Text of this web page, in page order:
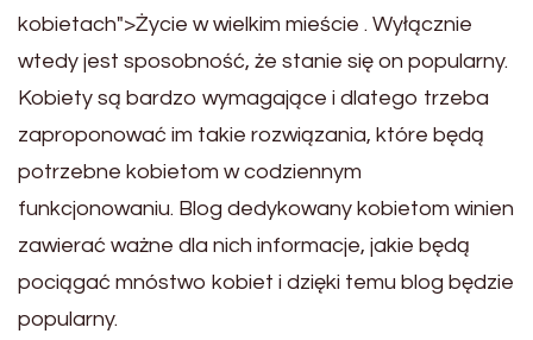
kobietach">Życie w wielkim mieście . Wyłącznie
wtedy jest sposobność, że stanie się on popularny.
Kobiety są bardzo wymagające i dlatego trzeba
zaproponować im takie rozwiązania, które będą
potrzebne kobietom w codziennym
funkcjonowaniu. Blog dedykowany kobietom winien
zawierać ważne dla nich informacje, jakie będą
pociągać mnóstwo kobiet i dzięki temu blog będzie
popularny.